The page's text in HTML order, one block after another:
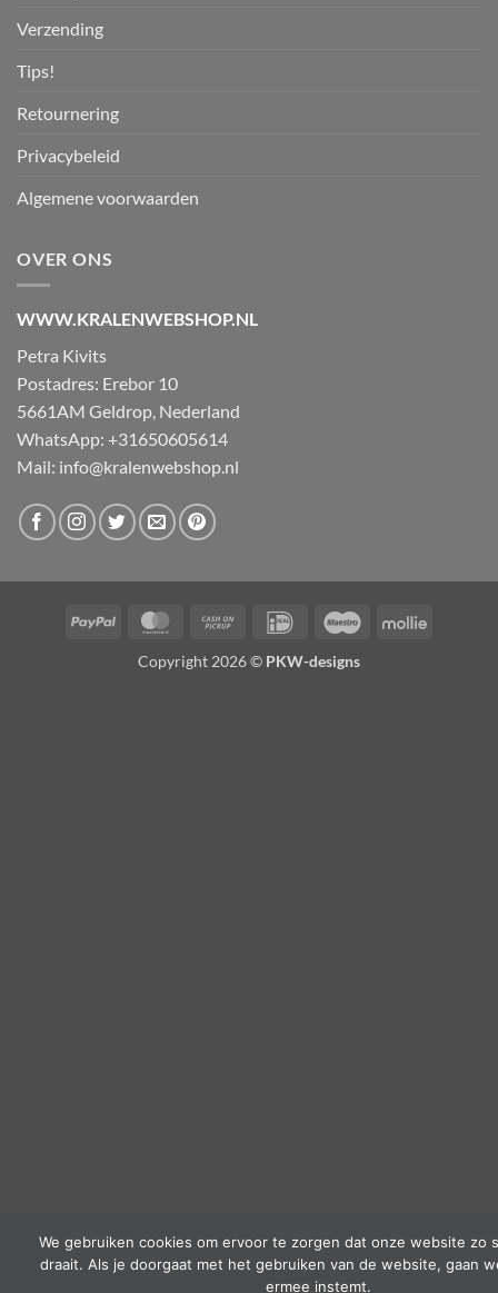
Verzending
Tips!
Retournering
Privacybeleid
Algemene voorwaarden
OVER ONS
WWW.KRALENWEBSHOP.NL
Petra Kivits
Postadres: Erebor 10
5661AM Geldrop, Nederland
WhatsApp: +31650605614
Mail: info@kralenwebshop.nl
PayPal MasterCardCash
Pickup
IDeal Maestro Mollie
Copyright 2026 © PKW-designs
We gebruiken cookies om ervoor te zorgen dat onze website zo
draait. Als je doorgaat met het gebruiken van de website, gaan
ermee instemt.